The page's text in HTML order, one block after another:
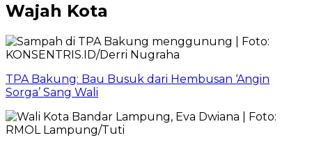
Wajah Kota
TPA Bakung: Bau Busuk dari Hembusan ‘Angin
Sorga’ Sang Wali